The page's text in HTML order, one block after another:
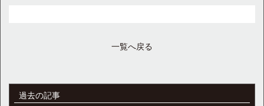
一覧へ戻る
過去の記事